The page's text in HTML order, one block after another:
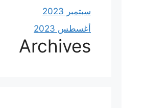
سبتمبر 2023
أغسطس 2023
Archives